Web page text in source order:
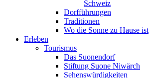
Schweiz
Dorfführungen
Traditionen
Wo die Sonne zu Hause ist
Erleben
Tourismus
Das Suonendorf
Stiftung Suone Niwärch
Sehenswürdigkeiten